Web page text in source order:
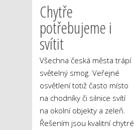
Chytře
potřebujeme i
svítit
Všechna česká města trápí
světelný smog. Veřejné
osvětlení totiž často místo
na chodníky či silnice svítí
na okolní objekty a zeleň.
Řešením jsou kvalitní chytré